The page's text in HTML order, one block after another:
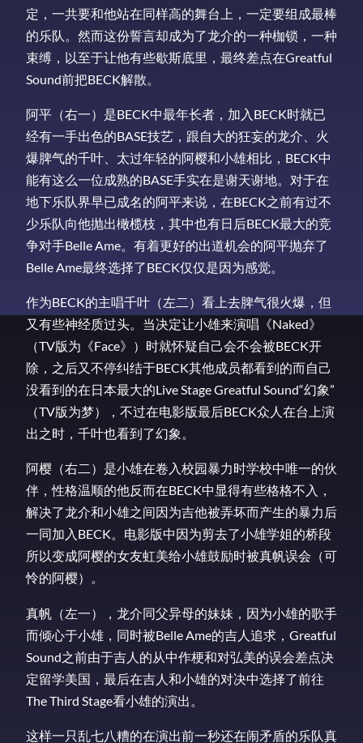
定，一共要和他站在同样高的舞台上，一定要组成最棒
的乐队。然而这份誓言却成为了龙介的一种枷锁，一种
束缚，以至于让他有些歇斯底里，最终差点在Greatful
Sound前把BECK解散。
阿平（右一）是BECK中最年长者，加入BECK时就已
经有一手出色的BASE技艺，跟自大的狂妄的龙介、火
爆脾气的千叶、太过年轻的阿樱和小雄相比，BECK中
能有这么一位成熟的BASE手实在是谢天谢地。对于在
地下乐队界早已成名的阿平来说，在BECK之前有过不
少乐队向他抛出橄榄枝，其中也有日后BECK最大的竞
争对手Belle Ame。有着更好的出道机会的阿平抛弃了
Belle Ame最终选择了BECK仅仅是因为感觉。
作为BECK的主唱千叶（左二）看上去脾气很火爆，但
又有些神经质过头。当决定让小雄来演唱《Naked》
（TV版为《Face》）时就怀疑自己会不会被BECK开
除，之后又不停纠结于BECK其他成员都看到的而自己
没看到的在日本最大的Live Stage Greatful Sound“幻象”
（TV版为梦），不过在电影版最后BECK众人在台上演
出之时，千叶也看到了幻象。
阿樱（右二）是小雄在卷入校园暴力时学校中唯一的伙
伴，性格温顺的他反而在BECK中显得有些格格不入，
解决了龙介和小雄之间因为吉他被弄坏而产生的暴力后
一同加入BECK。电影版中因为剪去了小雄学姐的桥段
所以变成阿樱的女友虹美给小雄鼓励时被真帆误会（可
怜的阿樱）。
真帆（左一），龙介同父异母的妹妹，因为小雄的歌手
而倾心于小雄，同时被Belle Ame的吉人追求，Greatful
Sound之前由于吉人的从中作梗和对弘美的误会差点决
定留学美国，最后在吉人和小雄的对决中选择了前往
The Third Stage看小雄的演出。
这样一只乱七八糟的在演出前一秒还在闹矛盾的乐队真